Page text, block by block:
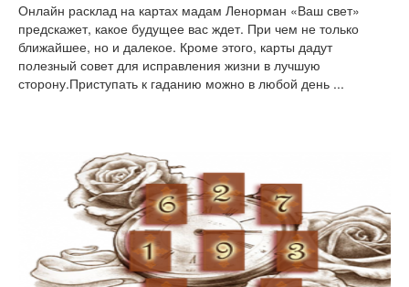
Онлайн расклад на картах мадам Ленорман «Ваш свет»
предскажет, какое будущее вас ждет. При чем не только
ближайшее, но и далекое. Кроме этого, карты дадут
полезный совет для исправления жизни в лучшую
сторону.Приступать к гаданию можно в любой день ...